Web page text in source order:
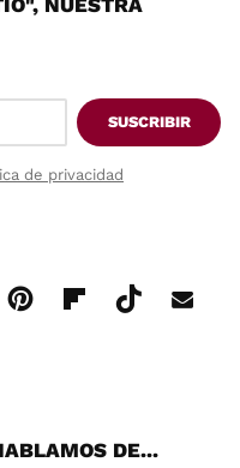
SUSCRIBIR
de privacidad
DE...